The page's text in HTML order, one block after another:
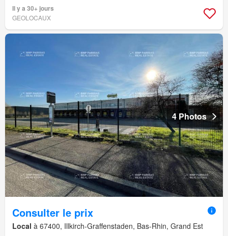
Il y a 30+ jours
GEOLOCAUX
4 Photos
Consulter le prix
Local à 67400, Illkirch-Graffenstaden, Bas-Rhin, Grand Est